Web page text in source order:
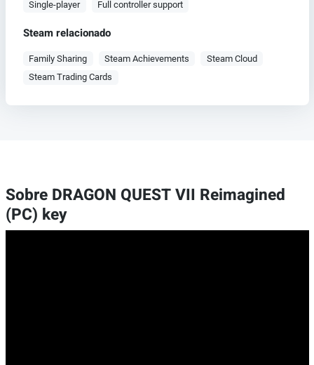
Single-player Full controller support
Steam relacionado
Family Sharing Steam Achievements
Steam Cloud
Steam Trading Cards
Sobre DRAGON QUEST VII Reimagined
(PC) key